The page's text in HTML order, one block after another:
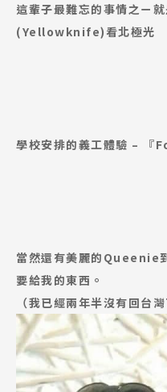
這輩子最難忘的事情之ㄧ
(Yellowknife)看北極光
學校安排的義工體驗 – 『
當然還有美麗的Queenie
要給我的東西。
（我已經兩年半沒有回台灣